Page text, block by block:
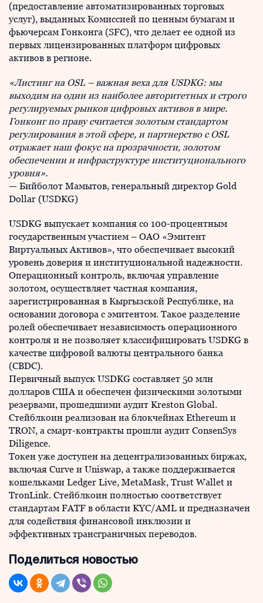
(предоставление автоматизированных торговых
услуг), выданных Комиссией по ценным бумагам и
фьючерсам Гонконга (SFC), что делает ее одной из
первых лицензированных платформ цифровых
активов в регионе.
«Листинг на OSL– важная веха для USDKG: мы
выходим на один из наиболее авторитетных и строго
регулируемых рынков цифровых активов в мире.
Гонконг по праву считается золотым стандартом
регулирования в этой сфере, и партнерство с OSL
отражает наш фокус на прозрачности, золотом
обеспечении и инфраструктуре институционального
уровня».
— Бийболот Мамытов, генеральный директор Gold
Dollar (USDKG)
USDKG выпускает компания со 100-процентным
государственным участием – ОАО «Эмитент
Виртуальных Активов», что обеспечивает высокий
уровень доверия и институциональной надежности.
Операционный контроль, включая управление
золотом, осуществляет частная компания,
зарегистрированная в Кыргызской Республике, на
основании договора с эмитентом. Такое разделение
ролей обеспечивает независимость операционного
контроля и не позволяет классифицировать USDKG в
качестве цифровой валюты центрального банка
(CBDC).
Первичный выпуск USDKG составляет 50 млн
долларов США и обеспечен физическими золотыми
резервами, прошедшими аудит Kreston Global.
Стейблкоин реализован на блокчейнах Ethereum и
TRON, а смарт-контракты прошли аудит ConsenSys
Diligence.
Токен уже доступен на децентрализованных биржах,
включая Curve и Uniswap, а также поддерживается
кошельками Ledger Live, MetaMask, Trust Wallet и
TronLink. Стейблкоин полностью соответствует
стандартам FATF в области KYC/AML и предназначен
для содействия финансовой инклюзии и
эффективных трансграничных переводов.
Поделиться новостью